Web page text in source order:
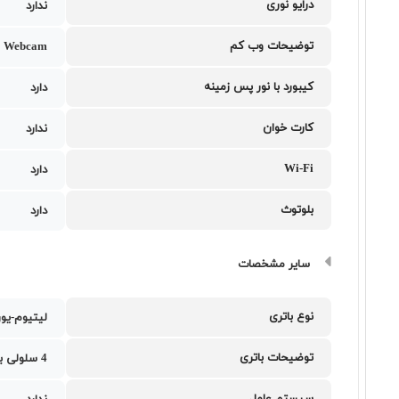
درایو نوری ندارد
توضیحات وب کم
کیبورد با نور پس زمینه دارد
کارت خوان ندارد
Wi-Fi دارد
بلوتوث دارد
سایر مشخصات
نوع باتری لیتیوم-
توضیحات باتری 4 سلولی با ظرفیت 90 وات ساعت